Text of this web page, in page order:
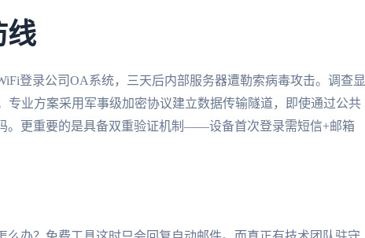
线
登录公司OA系统，三天后内部服务器遭勒索病毒攻击。调查显
专业方案采用军事级加密协议建立数据传输隧道，即使通过公共
。更重要的是具备双重验证机制——设备首次登录需短信+邮箱